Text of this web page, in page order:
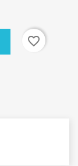
favorite_border